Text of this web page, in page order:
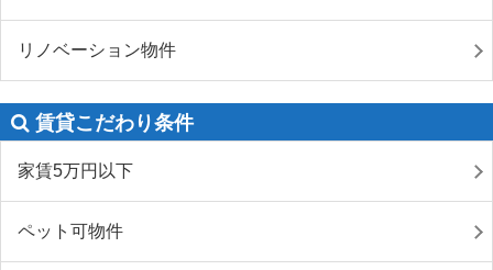
リノベーション物件
賃貸こだわり条件
家賃5万円以下
ペット可物件